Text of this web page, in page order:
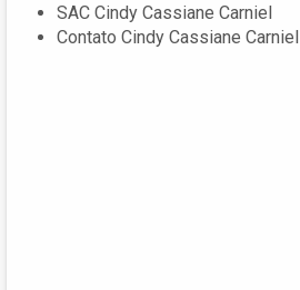
SAC Cindy Cassiane Carniel
Contato Cindy Cassiane Carniel